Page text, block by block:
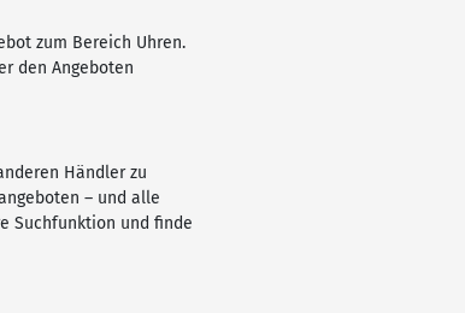
zum Bereich Uhren.
den Angeboten
Händler zu
– und alle
Suchfunktion und finde